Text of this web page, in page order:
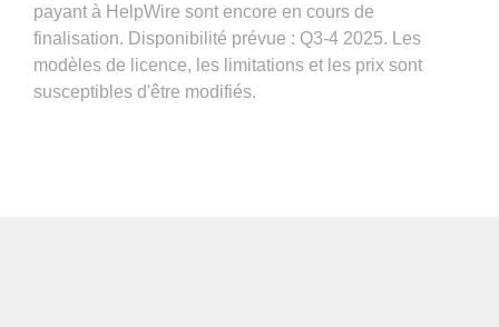
payant à HelpWire sont encore en cours de
finalisation. Disponibilité prévue : Q3-4 2025. Les
modèles de licence, les limitations et les prix sont
susceptibles d'être modifiés.